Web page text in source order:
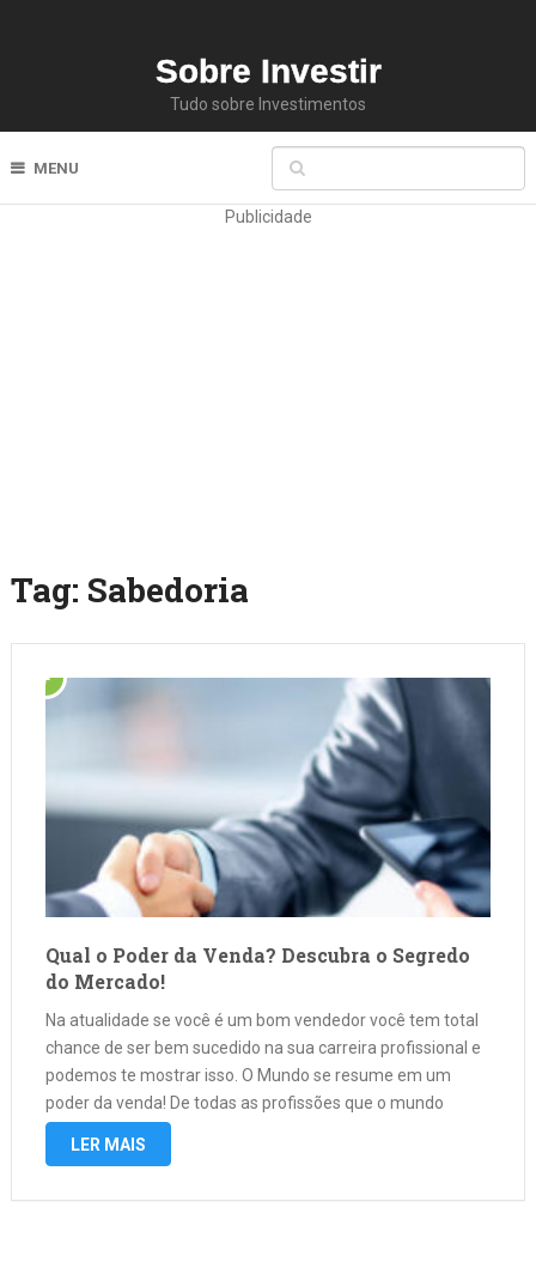
Sobre Investir
Tudo sobre Investimentos
MENU
Publicidade
Tag: Sabedoria
Qual o Poder da Venda? Descubra o Segredo
do Mercado!
Na atualidade se você é um bom vendedor você tem total
chance de ser bem sucedido na sua carreira profissional e
podemos te mostrar isso. O Mundo se resume em um
poder da venda! De todas as profissões que o mundo
impõe ao trabalhador se resume …
LER MAIS